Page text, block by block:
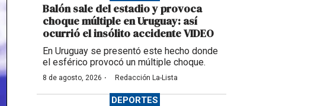
Balón sale del estadio y provoca
choque múltiple en Uruguay: así
ocurrió el insólito accidente VIDEO
En Uruguay se presentó este hecho donde
el esférico provocó un múltiple choque.
8 de agosto, 2026 · Redacción La-Lista
DEPORTES